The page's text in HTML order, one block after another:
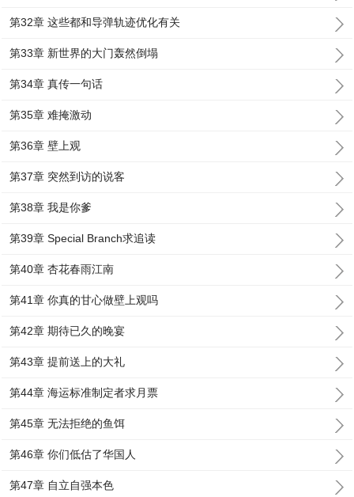
第32章 这些都和导弹轨迹优化有关
第33章 新世界的大门轰然倒塌
第34章 真传一句话
第35章 难掩激动
第36章 壁上观
第37章 突然到访的说客
第38章 我是你爹
第39章 Special Branch求追读
第40章 杏花春雨江南
第41章 你真的甘心做壁上观吗
第42章 期待已久的晚宴
第43章 提前送上的大礼
第44章 海运标准制定者求月票
第45章 无法拒绝的鱼饵
第46章 你们低估了华国人
第47章 自立自强本色